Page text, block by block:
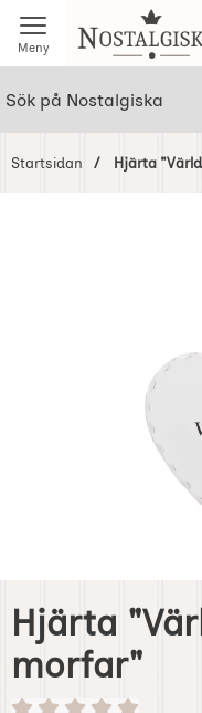
Meny
Startsidan Hjärta
Hjärta
morfar"